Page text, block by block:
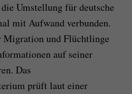
Umstellung für deutsche
mit Aufwand verbunden.
Migration und Flüchtlinge
auf seiner
Das
prüft laut einer